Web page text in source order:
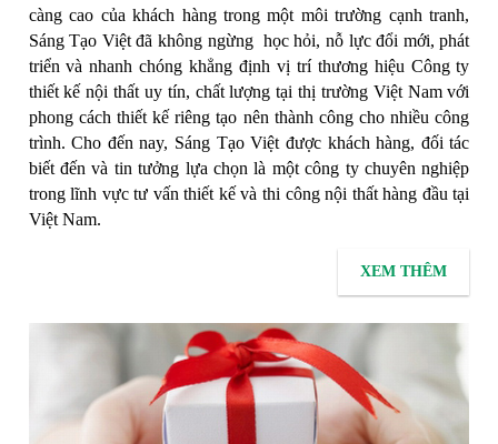
càng cao của khách hàng trong một môi trường cạnh tranh,
Sáng Tạo Việt đã không ngừng học hỏi, nỗ lực đổi mới, phát
triển và nhanh chóng khẳng định vị trí thương hiệu Công ty
thiết kế nội thất uy tín, chất lượng tại thị trường Việt Nam với
phong cách thiết kế riêng tạo nên thành công cho nhiều công
trình. Cho đến nay, Sáng Tạo Việt được khách hàng, đối tác
biết đến và tin tưởng lựa chọn là một công ty chuyên nghiệp
trong lĩnh vực tư vấn thiết kế và thi công nội thất hàng đầu tại
Việt Nam.
XEM THÊM